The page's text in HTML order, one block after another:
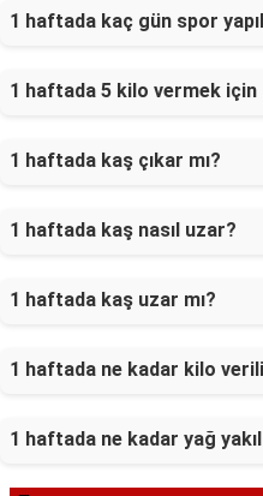
1 haftada kaç gün spor
1 haftada 5 kilo vermek için
1 haftada kaş çıkar mı?
1 haftada kaş nasıl uzar?
1 haftada kaş uzar mı?
1 haftada ne kadar kilo
1 haftada ne kadar yağ